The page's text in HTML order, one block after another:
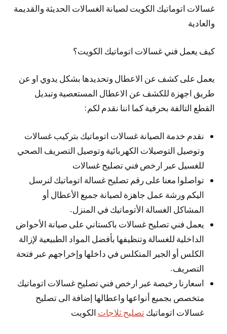
غسالات اتوماتيك الكويت لصيانة الغسالات الحديثة والقديمة
والعادية
كيف يعمل فني غسالات اتوماتيك الكويت؟
يعمل على كشف عن الاعطال وتحديدها بشكل يدوي او عن
طريق اجهزة للكشف عن الاعطال المستعصية وتبديل
القطع التالفة بحرفية كما اننا نقدم لكم:
نقدم خدمة الصيانة غسالات اتوماتيك بتركيب غسالات
وتوصيل التوصيلات الكهربائية وتوصيل التصريف الصحي
للغسيل عبر ارخص فني تصليح غسالات
تواصلوا معنا على رقم تصليح غسالة اتوماتيك لنرسل
اليكم ورشة عمل جاهزة لصيانة جميع الأعطال أو
المشاكل الغسالة الأتوماتيك في المنزل.
يعمل فني تصليح غسالات باكستاني على صيانة الأحواض
الداخلية للغسالة وتنظيفها بأفضل المواد الطبيعية لإزالة
الكلس أو الجير المتكلس في داخلها وإخراجهم عبر فتحة
التصريف.
اسعارنا رخيصة عبر ارخص فني تصليح غسالات اتوماتيك
متخصص بجميع أنواعها واعطالها إضافة الى تصليح
غسالات اتوماتيكتصليح ثلاجات الكويت